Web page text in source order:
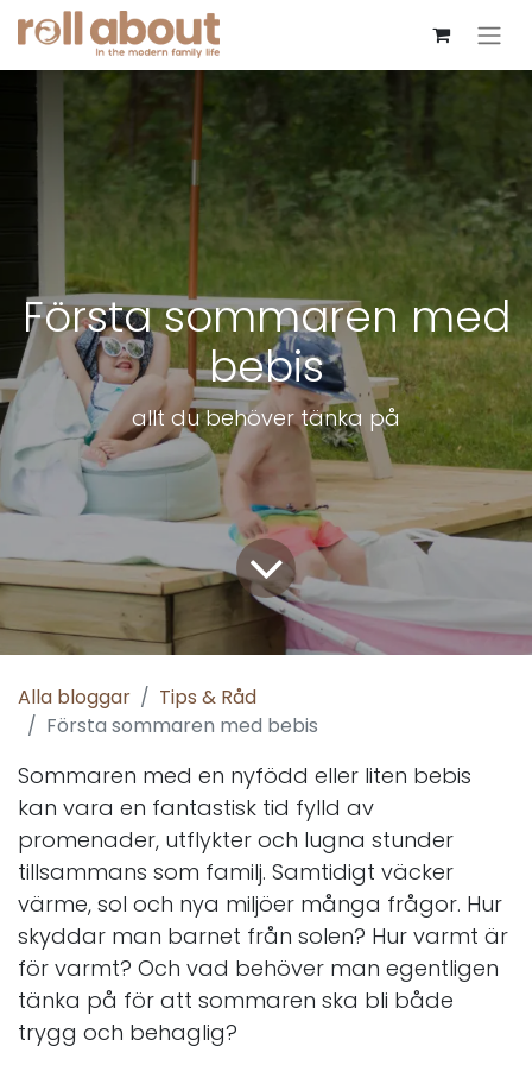
Första sommaren med
bebis
allt du behöver tänka på
Alla bloggar
Tips & Råd
Första sommaren med bebis
Sommaren med en nyfödd eller liten bebis
kan vara en fantastisk tid fylld av
promenader, utflykter och lugna stunder
tillsammans som familj. Samtidigt väcker
värme, sol och nya miljöer många frågor. Hur
skyddar man barnet från solen? Hur varmt är
för varmt? Och vad behöver man egentligen
tänka på för att sommaren ska bli både
trygg och behaglig?